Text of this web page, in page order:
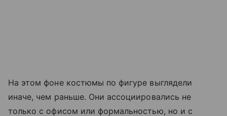
На этом фоне костюмы по фигуре выглядели
иначе, чем раньше. Они ассоциировались не
только с офисом или формальностью, но и с